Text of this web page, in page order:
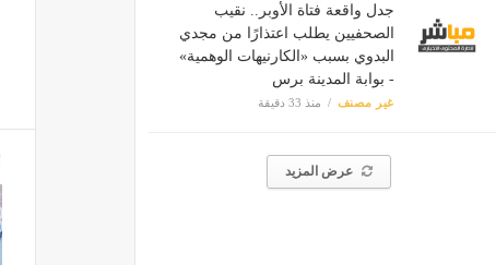
جدل واقعة فتاة الأوبر.. نقيب
الصحفيين يطلب اعتذارًا من مجدي
البدوي بسبب «الكارنيهات الوهمية»
- بوابة المدينة برس
غير مصنف منذ 33 دقيقة
عرض المزيد